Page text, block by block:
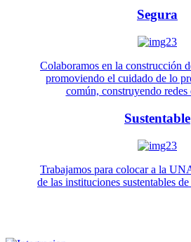
Segura
Colaboramos en la construcción
promoviendo el cuidado de lo
común, construyendo redes
Sustentable
Trabajamos para colocar a la
de las instituciones sustentables